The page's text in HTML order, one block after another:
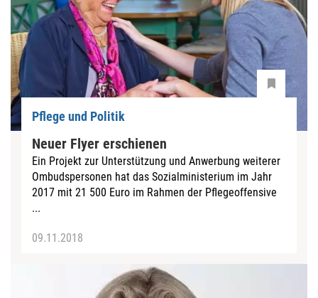
Pflege und Politik
Neuer Flyer erschienen
Ein Projekt zur Unterstützung und Anwerbung weiterer
Ombudspersonen hat das Sozialministerium im Jahr
2017 mit 21 500 Euro im Rahmen der Pflegeoffensive
...
09.11.2018